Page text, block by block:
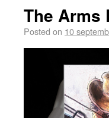
The Arms
Posted on 10